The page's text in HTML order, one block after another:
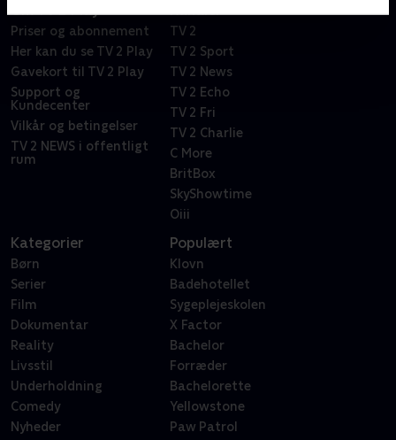
Om TV 2 Play
Priser og abonnement
Her kan du se TV 2 Play
Gavekort til TV 2 Play
Support og
Kundecenter
Vilkår og betingelser
TV 2 NEWS i offentligt
rum
Kanaler
TV 2
TV 2 Sport
TV 2 News
TV 2 Echo
TV 2 Fri
TV 2 Charlie
C More
BritBox
SkyShowtime
Oiii
Kategorier
Børn
Serier
Film
Dokumentar
Reality
Livsstil
Underholdning
Comedy
Nyheder
Populært
Klovn
Badehotellet
Sygeplejeskolen
X Factor
Bachelor
Forræder
Bachelorette
Yellowstone
Paw Patrol